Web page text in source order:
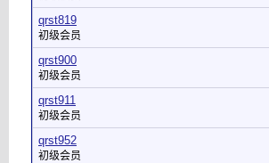
qrst819
初级会员
qrst900
初级会员
qrst911
初级会员
qrst952
初级会员